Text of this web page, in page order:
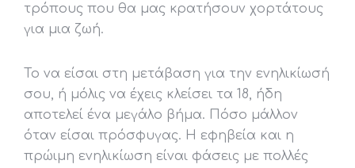
τρόπους που θα μας κρατήσουν χορτάτους
για μια ζωή.
Το να είσαι στη μετάβαση για την ενηλικίωσή
σου, ή μόλις να έχεις κλείσει τα 18, ήδη
αποτελεί ένα μεγάλο βήμα. Πόσο μάλλον
όταν είσαι πρόσφυγας. Η εφηβεία και η
πρώιμη ενηλικίωση είναι φάσεις με πολλές